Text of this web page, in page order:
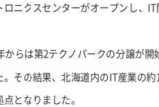
ロニクスセンターがオープンし、
からは第2テクノパークの分譲が
。その結果、北海道内のIT産業の
となりました。